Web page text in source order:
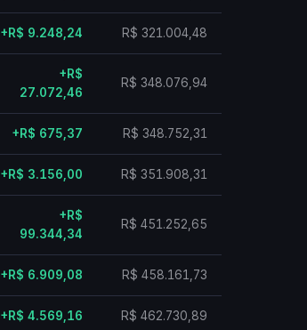
+R$ 9.248,24 R$ 321.004,48
+R$
27.072,46
R$ 348.076,94
+R$ 675,37 R$ 348.752,31
+R$ 3.156,00 R$ 351.908,31
+R$
99.344,34
R$ 451.252,65
+R$ 6.909,08 R$ 458.161,73
+R$ 4.569,16 R$ 462.730,89